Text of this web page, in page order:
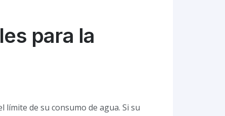
para la
de su consumo de agua. Si su